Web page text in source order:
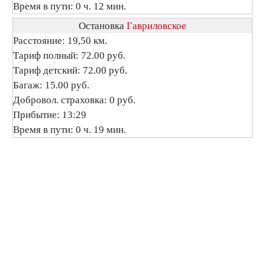
Время в пути: 0 ч. 12 мин.
Остановка Гавриловское
Расстояние: 19,50 км.
Тариф полный: 72.00 руб.
Тариф детский: 72.00 руб.
Багаж: 15.00 руб.
Добровол. страховка: 0 руб.
Прибытие: 13:29
Время в пути: 0 ч. 19 мин.